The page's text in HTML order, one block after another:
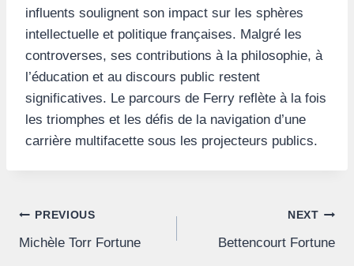
influents soulignent son impact sur les sphères
intellectuelle et politique françaises. Malgré les
controverses, ses contributions à la philosophie, à
l’éducation et au discours public restent
significatives. Le parcours de Ferry reflète à la fois
les triomphes et les défis de la navigation d’une
carrière multifacette sous les projecteurs publics.
Post
navigation
PREVIOUS
Michèle Torr Fortune
NEXT
Bettencourt Fortune